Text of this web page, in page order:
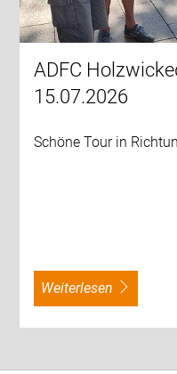
ADFC
15.07.2026
Schöne Tour in
weiterlesen